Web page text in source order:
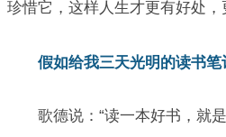
珍惜它，这样人生才更有好处，
假如给我三天光明的读书笔
歌德说：“读一本好书，就